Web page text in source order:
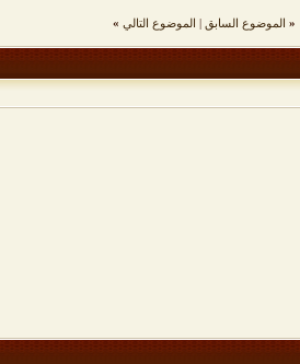
« الموضوع السابق | الموضوع التالي »